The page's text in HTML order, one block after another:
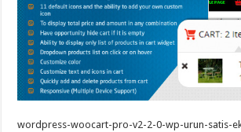
taşımacılık,
evden
taşımacılık,
gaziantep
evden
taşımacılık,
gaziantep
wordpress-woocart-pro-v2-2-0-wp-urun-satis-